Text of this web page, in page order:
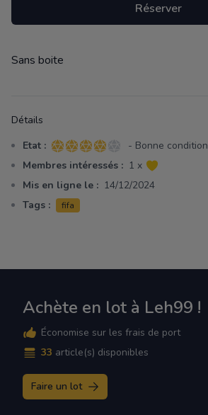
Réserver
Description
Sans boite
Détails
Etat : 4 sur 5 étoiles
- Bonne condition
Membres intéressés : 1 x
Mis en ligne le : 14/12/2024
Tags :
fifa
Achète en lot à Leh99 !
Économise sur les frais de port
33 article(s) disponibles
Faire un lot